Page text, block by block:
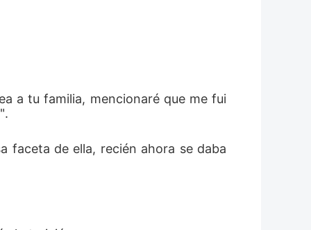
a tu familia, mencionaré que me fui
faceta de ella, recién ahora se daba